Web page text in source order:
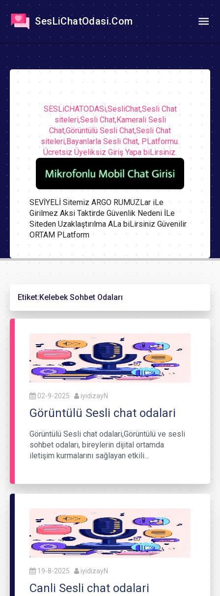
SesLiChatOdasi.Com
SESLiCHATODASi,SesliChat,Sesli Chat
siteleri,Sesli Chat,Kamerali Sesli
Chat,Görüntülü Sesli Chat,Sesli Chat
siteleri,Bayanlarla Sesli Chat, PLatformu.
Ücretsiz Üyeliksiz Giriş Yapa biLirsiniz.
SEVİYELİ Sitemiz ARGO RUMUZLar iLe
Girilmez Aksi Taktirde Güvenlik Nedeni İLe
Siteden Uzaklaştırılma ALa biLirsiniz Güvenilir
ORTAM PLatform
Etiket:Kelebek Sohbet Odaları
02-9-2025 iyidizayN
Görüntülü Sesli chat odalari
Görüntülü Sesli chat odalari,Görüntülü ve sesli
sohbet odaları, bireylerin dijital ortamda
iletişim kurmalarını sağlayan etkili…
19-8-2025 iyidizayN
Canli Sesli chat odalari